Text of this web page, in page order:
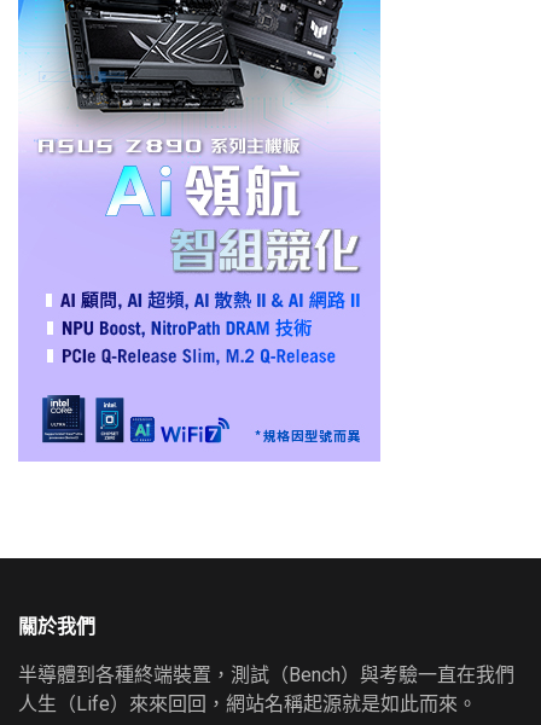
關於我們
半導體到各種終端裝置，測試（Bench）與考驗一直在我們
人生（Life）來來回回，網站名稱起源就是如此而來。